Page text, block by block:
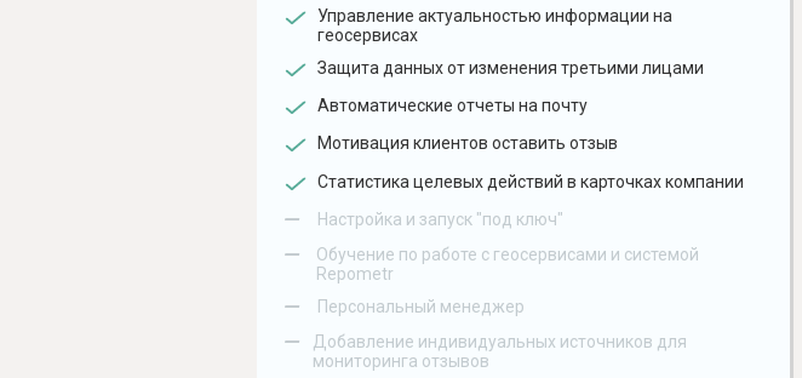
Управление актуальностью информации на
геосервисах
Защита данных от изменения третьими лицами
Автоматические отчеты на почту
Мотивация клиентов оставить отзыв
Статистика целевых действий в карточках компании
– Настройка и запуск "под ключ"
–
Обучение по работе с геосервисами и системой
Repometr
– Персональный менеджер
–
Добавление индивидуальных источников для
мониторинга отзывов